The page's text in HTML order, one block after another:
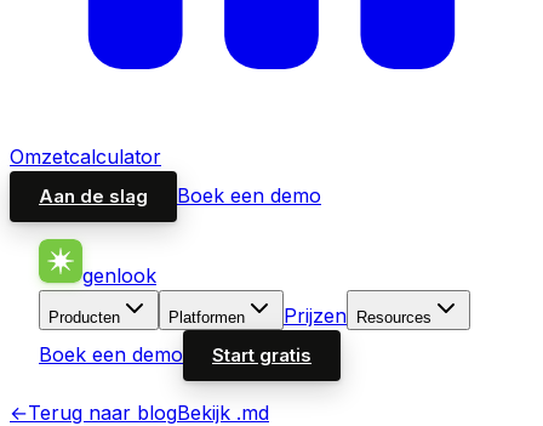
Omzetcalculator
Aan de slag Boek een demo
genlook
Producten Platformen Prijzen Resources
Boek een demo Start gratis
←Terug naar blogBekijk .md